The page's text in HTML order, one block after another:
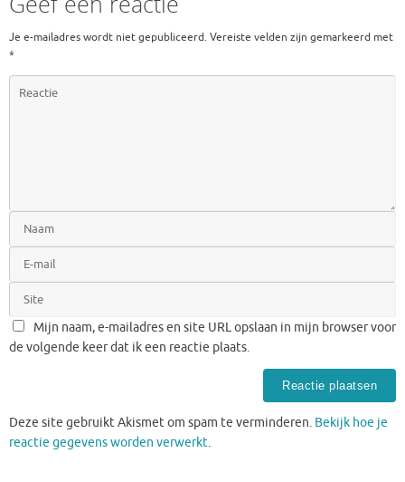
Je e-mailadres wordt niet gepubliceerd. Vereiste velden zijn gemarkeerd met
*
Mijn naam, e-mailadres en site URL opslaan in mijn browser voor
de volgende keer dat ik een reactie plaats.
Deze site gebruikt Akismet om spam te verminderen. Bekijk hoe je
reactie gegevens worden verwerkt.